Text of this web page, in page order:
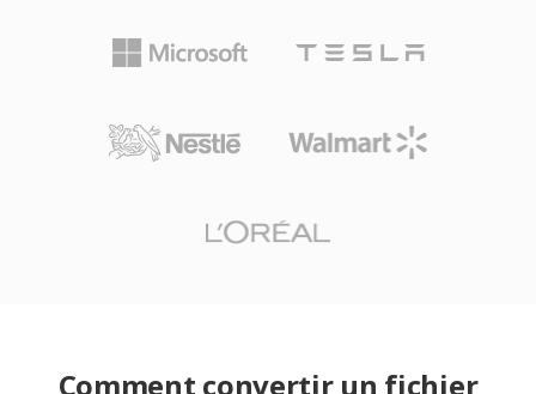
Comment convertir un fichier